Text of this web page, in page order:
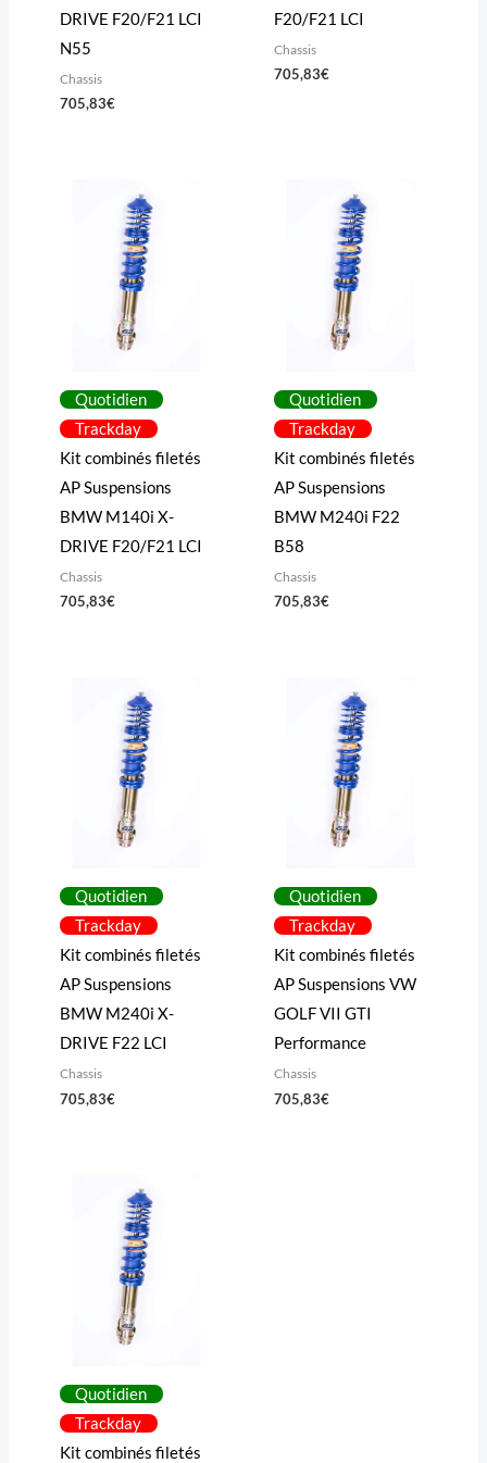
DRIVE F20/F21 LCI
N55
Chassis
705,83€
F20/F21 LCI
Chassis
705,83€
Quotidien
Trackday
Kit combinés filetés
AP Suspensions
BMW M140i X-
DRIVE F20/F21 LCI
Chassis
705,83€
Quotidien
Trackday
Kit combinés filetés
AP Suspensions
BMW M240i F22
B58
Chassis
705,83€
Quotidien
Trackday
Kit combinés filetés
AP Suspensions
BMW M240i X-
DRIVE F22 LCI
Chassis
705,83€
Quotidien
Trackday
Kit combinés filetés
AP Suspensions VW
GOLF VII GTI
Performance
Chassis
705,83€
Quotidien
Trackday
Kit combinés filetés